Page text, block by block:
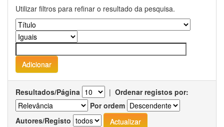
Utilizar filtros para refinar o resultado da pesquisa.
Resultados/Página | Ordenar registos por:
Por ordem
Autores/Registo